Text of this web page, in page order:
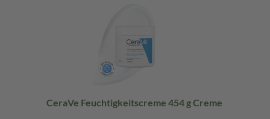
CeraVe Feuchtigkeitscreme 454 g Creme